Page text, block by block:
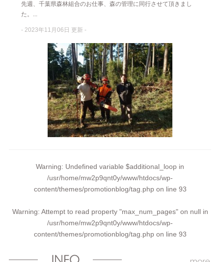
先週、千葉県森林組合のお仕事、森の管理に同行させて頂きまし
た。...
- 2023年11月06日 更新 -
Warning: Undefined variable $additional_loop in
/usr/home/mw2p9qnt0y/www/htdocs/wp-
content/themes/promotionblog/tag.phpon line 93
Warning: Attempt to read property "max_num_pages" on null in
/usr/home/mw2p9qnt0y/www/htdocs/wp-
content/themes/promotionblog/tag.phpon line 93